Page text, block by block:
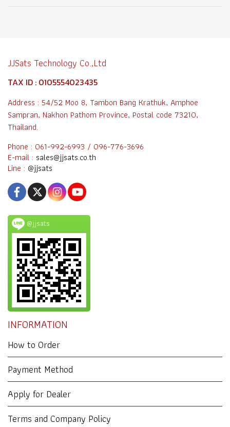
JJSats Technology Co.,Ltd
TAX ID : 0105554023435
Address : 54/52 Moo 8, Tambon Bang Krathuk, Amphoe
Sampran, Nakhon Pathom Province, Postal code 73210,
Thailand.
Phone : 061-992-6993 / 096-776-3696
E-mail : sales@jjsats.co.th
Line : @jjsats
@jjsats
INFORMATION
How to Order
Payment Method
Apply for Dealer
Terms and Company Policy